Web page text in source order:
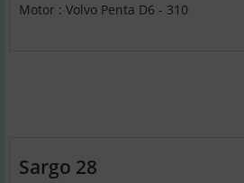
Motor : Volvo Penta D6 - 310
Sargo 28